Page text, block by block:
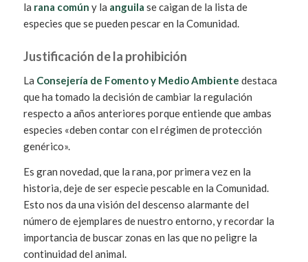
la rana común y la anguila se caigan de la lista de
especies que se pueden pescar en la Comunidad.
Justificación de la prohibición
La Consejería de Fomento y Medio Ambiente destaca
que ha tomado la decisión de cambiar la regulación
respecto a años anteriores porque entiende que ambas
especies «deben contar con el régimen de protección
genérico».
Es gran novedad, que la rana, por primera vez en la
historia, deje de ser especie pescable en la Comunidad.
Esto nos da una visión del descenso alarmante del
número de ejemplares de nuestro entorno, y recordar la
importancia de buscar zonas en las que no peligre la
continuidad del animal.